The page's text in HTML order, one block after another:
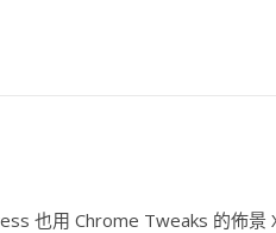
也用 Chrome Tweaks 的佈景